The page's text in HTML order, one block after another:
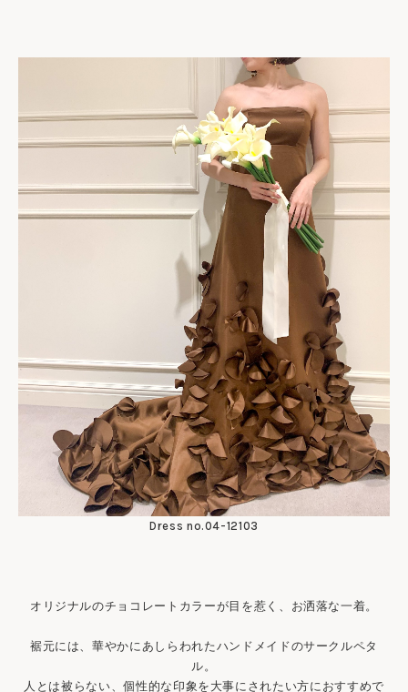
Dress no.04-12103
オリジナルのチョコレートカラーが目を惹く、お洒落な一着。
裾元には、華やかにあしらわれたハンドメイドのサークルペタ
ル。
人とは被らない、個性的な印象を大事にされたい方におすすめで